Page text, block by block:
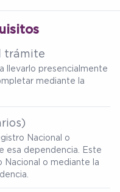
trámite
llevarlo presencialmente
mediante la
Nacional o
esa dependencia. Este
o mediante la